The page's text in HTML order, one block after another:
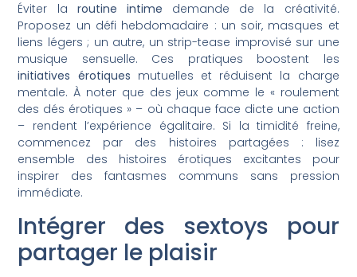
Éviter la routine intime demande de la créativité.
Proposez un défi hebdomadaire : un soir, masques et
liens légers ; un autre, un strip-tease improvisé sur une
musique sensuelle. Ces pratiques boostent les
initiatives érotiques mutuelles et réduisent la charge
mentale. À noter que des jeux comme le « roulement
des dés érotiques » – où chaque face dicte une action
– rendent l’expérience égalitaire. Si la timidité freine,
commencez par des histoires partagées : lisez
ensemble des histoires érotiques excitantes pour
inspirer des fantasmes communs sans pression
immédiate.
Intégrer des sextoys pour
partager le plaisir